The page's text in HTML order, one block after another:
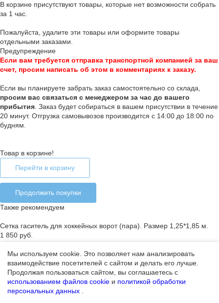
Мы используем cookie. Это позволяет нам анализировать
взаимодействие посетителей с сайтом и делать его лучше.
Продолжая пользоваться сайтом, вы соглашаетесь с
использованием файлов cookie и политикой обработки
персональных данных
В корзине присутствуют товары, которые нет возможности собрать
за 1 час.
Пожалуйста, удалите эти товары или оформите товары
отдельными заказами.
Предупреждение
Если вам требуется отправка транспортной компанией за ваш
счет, просим написать об этом в комментариях к заказу.
Если вы планируете забрать заказ самостоятельно со склада,
просим вас связаться с менеджером за час до вашего
прибытия . Заказ будет собираться в вашем присутствии в течение
20 минут. Отгрузка самовывозов производится с 14:00 до 18:00 по
будням.
Товар в корзине!
Перейти в корзину
Продолжить покупки
Также рекомендуем
Сетка гаситель для хоккейных ворот (пара). Размер 1,25*1,85 м.
1 850 руб.
Ошибка добавления товара в корзину
Закончился лимит на покупку товара или товар отсутствует
Продолжить покупки